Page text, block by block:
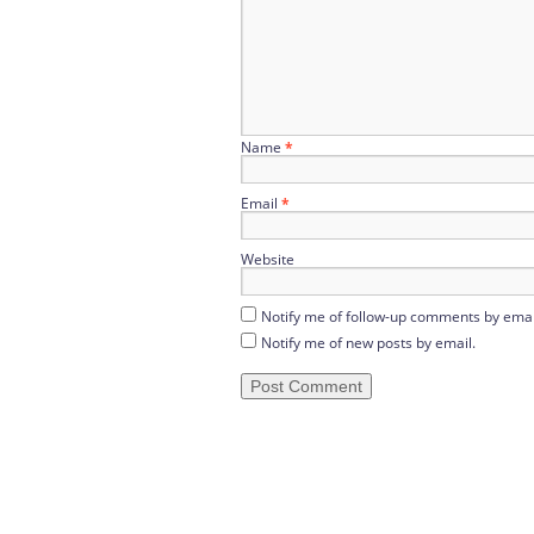
Name *
Email *
Website
Notify me of follow-up comments by
Notify me of new posts by email.